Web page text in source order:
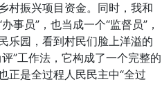
村振兴项目资金。同时，我和
员”，也当成一个“监督员”，
乐园，看到村民们脸上洋溢的
”工作法，它构成了一个完整的
正是全过程人民民主中“全过